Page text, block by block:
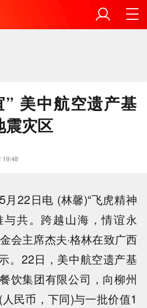
基
震灾区
19:48
22日电 (林馨)“飞虎精神
共。跨越山海，情谊永
会主席杰夫·格林在致广西
。22日，美中航空遗产基
饮集团有限公司，向柳州
民币，下同)与一批价值1